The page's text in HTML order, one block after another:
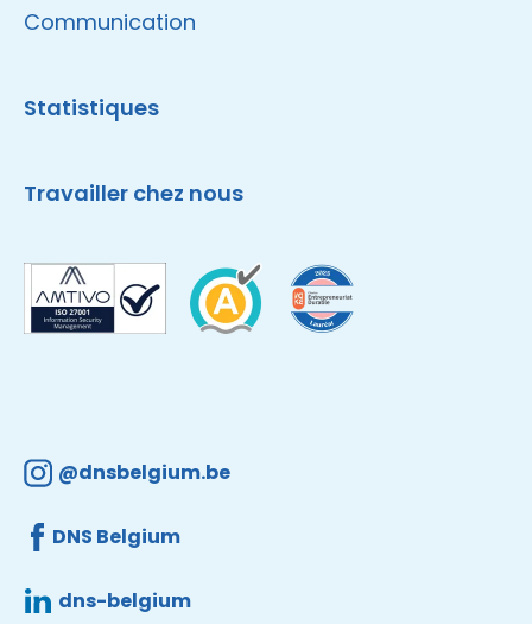
Communication
Statistiques
Travailler chez nous
@dnsbelgium.be
DNS Belgium
dns-belgium